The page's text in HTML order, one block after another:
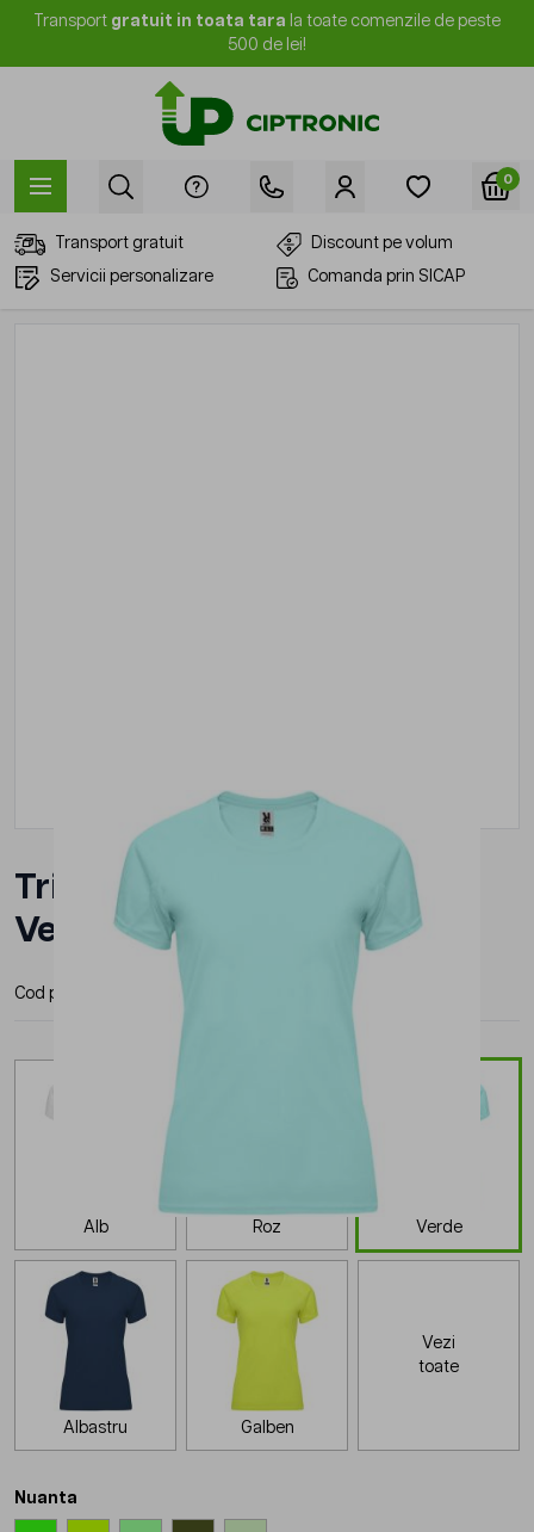
Mergi la Conținut
Transport gratuit in toata tara la toate comenzile de peste
500 de lei!
0
Transport gratuit
Discount pe volum
Servicii personalizare
Comanda prin SICAP
Tricou Roly Bahrain Dama
Verde
Cod produs:
Alb Roz Verde
Albastru Galben
Vezi
toate
Nuanta